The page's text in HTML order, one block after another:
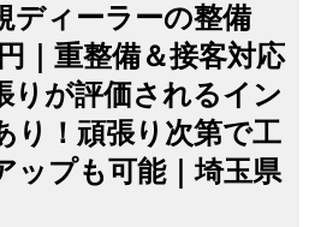
ディーラーの整備
｜重整備＆接客対応
りが評価されるイン
り！頑張り次第で工
ップも可能｜埼玉県